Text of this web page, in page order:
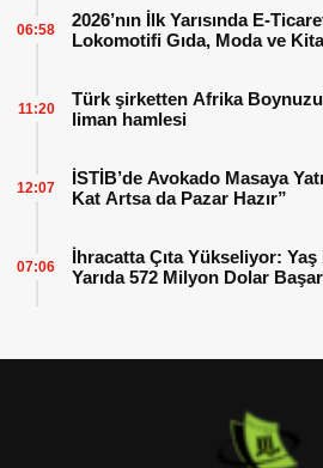
2026’nın İlk Yarısında E-
Lokomotifi Gıda, Moda ve
06:58
Türk şirketten Afrika
liman hamlesi
11:20
İSTİB’de Avokado Masaya
Kat Artsa da Pazar Hazır”
12:07
İhracatta Çıta Yükseliyor:
Yarıda 572 Milyon Dolar
07:06